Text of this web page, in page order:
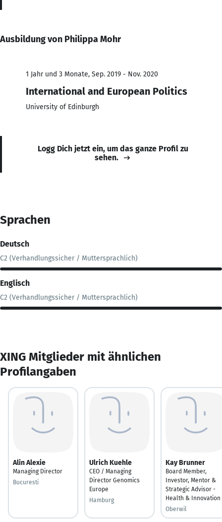
Ausbildung von Philippa Mohr
1 Jahr und 3 Monate, Sep. 2019 - Nov. 2020
International and European Politics
University of Edinburgh
Logg Dich jetzt ein, um das ganze Profil zu
sehen.
Sprachen
Deutsch
C2 (Verhandlungssicher / Muttersprachlich)
Englisch
C2 (Verhandlungssicher / Muttersprachlich)
XING Mitglieder mit ähnlichen
Profilangaben
Alin Alexie
Managing Director
Bucuresti
Ulrich Kuehle
CEO / Managing
Director Genomics
Europe
Hamburg
Kay Brunner
Board Member,
Investor, Mentor &
Strategic Advisor -
Health & Innovation
Oberwil